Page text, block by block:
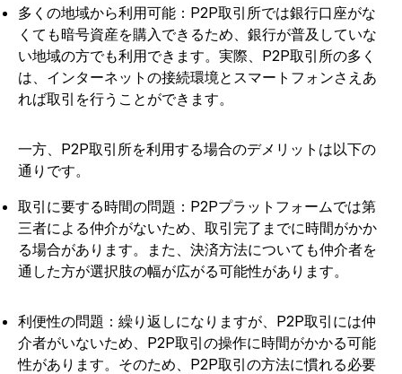
多くの地域から利用可能：P2P取引所では銀行口座がな
くても暗号資産を購入できるため、銀行が普及していな
い地域の方でも利用できます。実際、P2P取引所の多く
は、インターネットの接続環境とスマートフォンさえあ
れば取引を行うことができます。
一方、P2P取引所を利用する場合のデメリットは以下の
通りです。
取引に要する時間の問題：P2Pプラットフォームでは第
三者による仲介がないため、取引完了までに時間がかか
る場合があります。また、決済方法についても仲介者を
通した方が選択肢の幅が広がる可能性があります。
利便性の問題：繰り返しになりますが、P2P取引には仲
介者がいないため、P2P取引の操作に時間がかかる可能
性があります。そのため、P2P取引の方法に慣れる必要